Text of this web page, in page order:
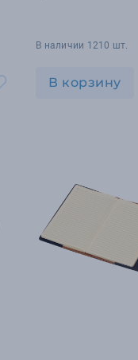
В наличии 1210 шт.
В корзину